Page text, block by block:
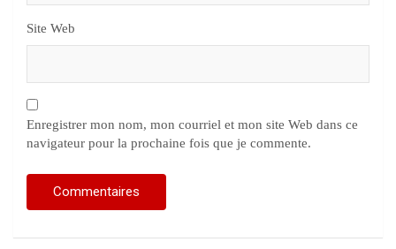
Site Web
Enregistrer mon nom, mon courriel et mon site Web dans ce
navigateur pour la prochaine fois que je commente.